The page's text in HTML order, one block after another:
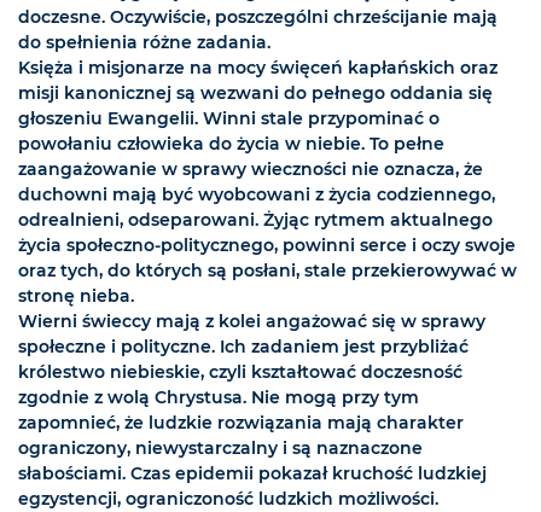
doczesne. Oczywiście, poszczególni chrześcijanie mają
do spełnienia różne zadania.
Księża i misjonarze na mocy święceń kapłańskich oraz
misji kanonicznej są wezwani do pełnego oddania się
głoszeniu Ewangelii. Winni stale przypominać o
powołaniu człowieka do życia w niebie. To pełne
zaangażowanie w sprawy wieczności nie oznacza, że
duchowni mają być wyobcowani z życia codziennego,
odrealnieni, odseparowani. Żyjąc rytmem aktualnego
życia społeczno-politycznego, powinni serce i oczy swoje
oraz tych, do których są posłani, stale przekierowywać w
stronę nieba.
Wierni świeccy mają z kolei angażować się w sprawy
społeczne i polityczne. Ich zadaniem jest przybliżać
królestwo niebieskie, czyli kształtować doczesność
zgodnie z wolą Chrystusa. Nie mogą przy tym
zapomnieć, że ludzkie rozwiązania mają charakter
ograniczony, niewystarczalny i są naznaczone
słabościami. Czas epidemii pokazał kruchość ludzkiej
egzystencji, ograniczoność ludzkich możliwości.